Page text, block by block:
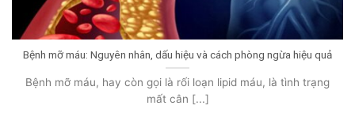
Bệnh mỡ máu: Nguyên nhân, dấu hiệu và cách phòng ngừa hiệu quả
Bệnh mỡ máu, hay còn gọi là rối loạn lipid máu, là tình trạng
mất cân [...]